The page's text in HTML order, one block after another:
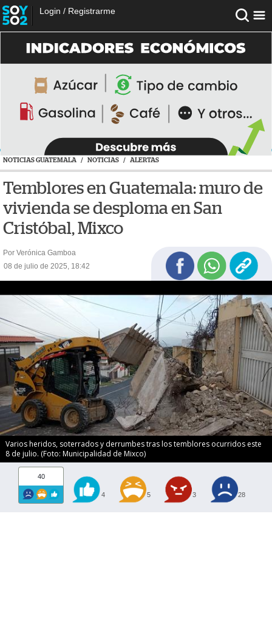
Login / Registrarme
NOTICIAS GUATEMALA / NOTICIAS / ALERTAS
Temblores en Guatemala: muro de
vivienda se desploma en San
Cristóbal, Mixco
Por Verónica Gamboa
08 de julio de 2025, 18:42
Varios heridos, soterrados y derrumbes tras los temblores ocurridos este
8 de julio. (Foto: Municipalidad de Mixco)
40
4 5 3 28